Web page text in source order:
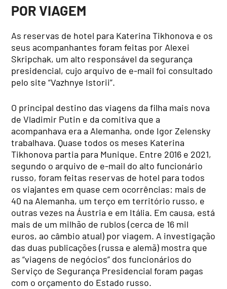
POR VIAGEM
As reservas de hotel para Katerina Tikhonova e os
seus acompanhantes foram feitas por Alexei
Skripchak, um alto responsável da segurança
presidencial, cujo arquivo de e-mail foi consultado
pelo site “Vazhnye Istorii”.
O principal destino das viagens da filha mais nova
de Vladimir Putin e da comitiva que a
acompanhava era a Alemanha, onde Igor Zelensky
trabalhava. Quase todos os meses Katerina
Tikhonova partia para Munique. Entre 2016 e 2021,
segundo o arquivo de e-mail do alto funcionário
russo, foram feitas reservas de hotel para todos
os viajantes em quase cem ocorrências: mais de
40 na Alemanha, um terço em território russo, e
outras vezes na Áustria e em Itália. Em causa, está
mais de um milhão de rublos (cerca de 16 mil
euros, ao câmbio atual) por viagem. A investigação
das duas publicações (russa e alemã) mostra que
as “viagens de negócios” dos funcionários do
Serviço de Segurança Presidencial foram pagas
com o orçamento do Estado russo.